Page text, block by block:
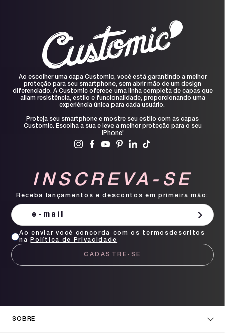
Ao escolher uma capa Customic, você está garantindo a melhor
proteção para seu smartphone, sem abrir mão de um design
diferenciado. A Customic oferece uma linha completa de capas que
aliam resistência, estilo e funcionalidade, proporcionando uma
experiência única para cada usuário.
Proteja seu smartphone e mostre seu estilo com as capas
Customic. Escolha a sua e leve a melhor proteção para o seu
iPhone!
INSCREVA-SE
Receba lançamentos e descontos em primeira mão:
CADASTRE-SE
Ao enviar você concorda com os termosdescritos
na
Política de Privacidade
SOBRE